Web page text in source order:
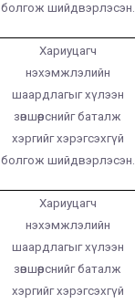
болгож шийдвэрлэсэн.
Хариуцагч
нэхэмжлэлийн
шаардлагыг хүлээн
зөвшөөрснийг баталж
хэргийг хэрэгсэхгүй
болгож шийдвэрлэсэн.
Хариуцагч
нэхэмжлэлийн
шаардлагыг хүлээн
зөвшөөрснийг баталж
хэргийг хэрэгсэхгүй